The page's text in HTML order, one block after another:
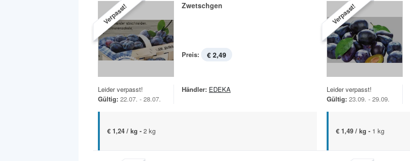
Verpasst! Zwetschgen
Preis: € 2,49
Leider verpasst!
Gültig: 22.07. - 28.07.
Händler: EDEKA
€ 1,24 / kg - 2 kg
Verpasst!
Leider verpasst!
Gültig: 23.09. - 29.09.
€ 1,49 / kg - 1 kg